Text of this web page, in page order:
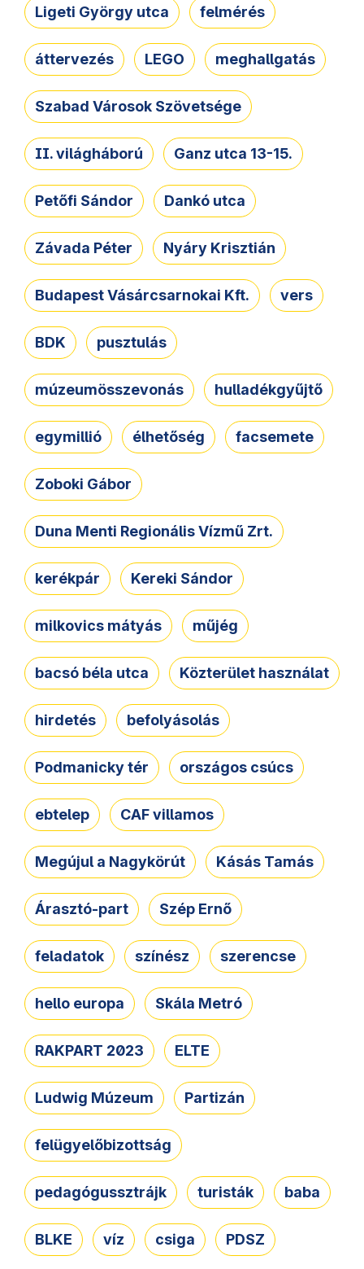
Ligeti György utca felmérés
áttervezés LEGO meghallgatás
Szabad Városok Szövetsége
II. világháború Ganz utca 13-15.
Petőfi Sándor Dankó utca
Závada Péter Nyáry Krisztián
Budapest Vásárcsarnokai Kft. vers
BDK pusztulás
múzeumösszevonás hulladékgyűjtő
egymillió élhetőség facsemete
Zoboki Gábor
Duna Menti Regionális Vízmű Zrt.
kerékpár Kereki Sándor
milkovics mátyás műjég
bacsó béla utca Közterület használat
hirdetés befolyásolás
Podmanicky tér országos csúcs
ebtelep CAF villamos
Megújul a Nagykörút Kásás Tamás
Árasztó-part Szép Ernő
feladatok színész szerencse
hello europa Skála Metró
RAKPART 2023 ELTE
Ludwig Múzeum Partizán
felügyelőbizottság
pedagógussztrájk turisták baba
BLKE víz csiga PDSZ